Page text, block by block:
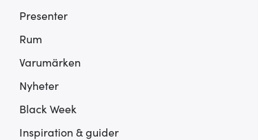
Presenter
Rum
Varumärken
Nyheter
Black Week
Inspiration & guider